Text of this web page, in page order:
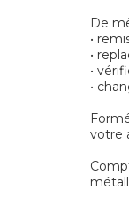
De
•
•
•
•
votre